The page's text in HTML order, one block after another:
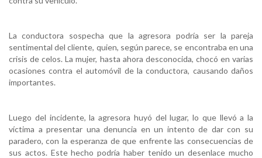
La conductora sospecha que la agresora podría ser la pareja
sentimental del cliente, quien, según parece, se encontraba en una
crisis de celos. La mujer, hasta ahora desconocida, chocó en varias
ocasiones contra el automóvil de la conductora, causando daños
importantes.
Luego del incidente, la agresora huyó del lugar, lo que llevó a la
víctima a presentar una denuncia en un intento de dar con su
paradero, con la esperanza de que enfrente las consecuencias de
sus actos. Este hecho podría haber tenido un desenlace mucho